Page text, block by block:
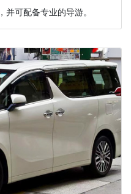
可配备专业的导游。